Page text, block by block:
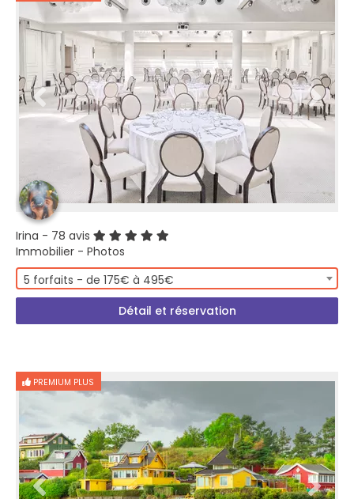
Irina - 78 avis
Immobilier - Photos
5 forfaits - de 175€ à 495€
Détail et réservation
PREMIUM PLUS